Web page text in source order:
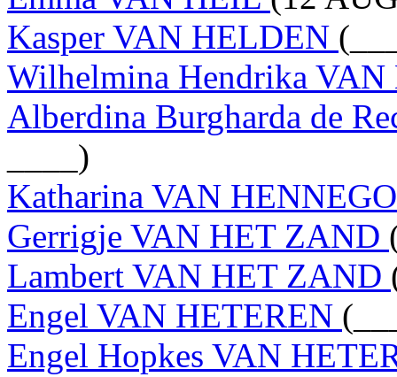
Kasper VAN HELDEN
Wilhelmina Hendrika
Alberdina Burgharda de
____)
Katharina VAN
Gerrigje VAN HET ZAND
Lambert VAN HET ZAND
Engel VAN HETEREN
Engel Hopkes VAN